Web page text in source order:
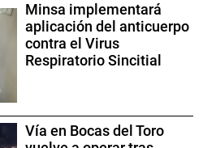
Minsa implementará
aplicación del anticuerpo
contra el Virus
Respiratorio Sincitial
Vía en Bocas del Toro